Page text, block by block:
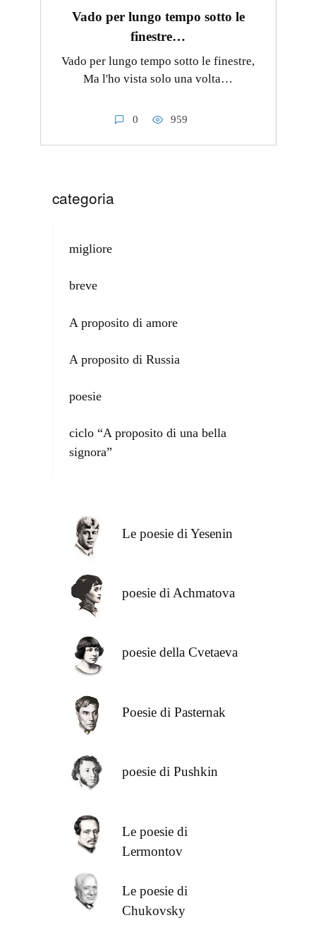
Vado per lungo tempo sotto le
finestre…
Vado per lungo tempo sotto le finestre,
Ma l'ho vista solo una volta…
0 959
categoria
migliore
breve
A proposito di amore
A proposito di Russia
poesie
ciclo “A proposito di una bella
signora”
Le poesie di Yesenin
poesie di Achmatova
poesie della Cvetaeva
Poesie di Pasternak
poesie di Pushkin
Le poesie di
Lermontov
Le poesie di
Chukovsky